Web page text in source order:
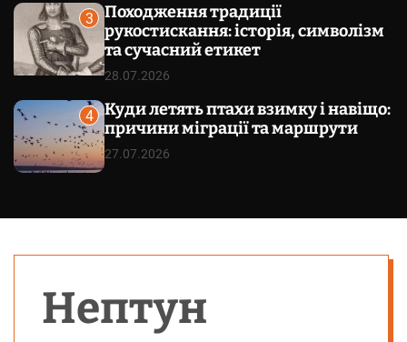
3
Походження традиції
рукостискання: історія, символізм
та сучасний етикет
28.07.2026
4
Куди летять птахи взимку і навіщо:
причини міграції та маршрути
27.07.2026
Нептун